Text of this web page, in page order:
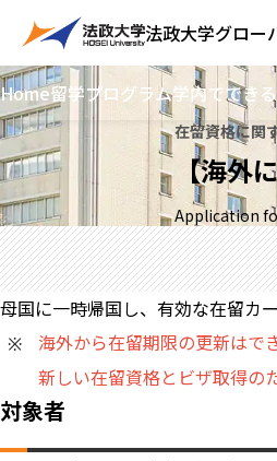
法政大学グロー
Home留学プログラム学内ででき
在留資格に関
【海外
Application
母国に一時帰国し、有効な在留カ
海外から在留期限の更新はで
新しい在留資格とビザ取得の
対象者